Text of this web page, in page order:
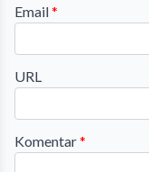
Email*
URL
Komentar*